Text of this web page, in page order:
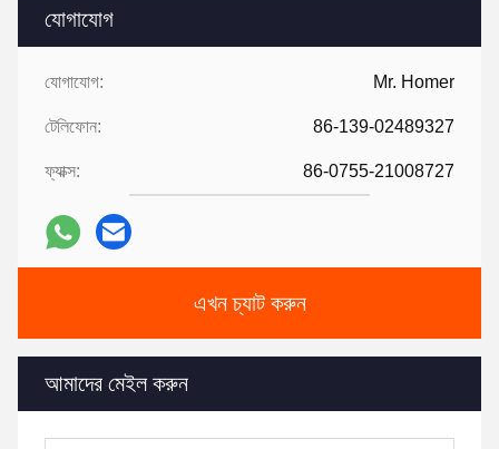
যোগাযোগ
যোগাযোগ: Mr. Homer
টেলিফোন: 86-139-02489327
ফ্যাক্স: 86-0755-21008727
এখন চ্যাট করুন
আমাদের মেইল করুন